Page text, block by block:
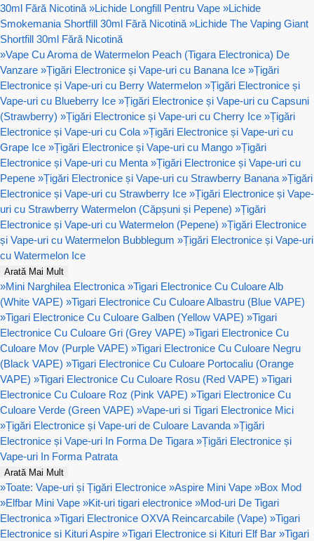
30ml Fără Nicotină »Lichide Longfill Pentru Vape »Lichide
Smokemania Shortfill 30ml Fără Nicotină »Lichide The Vaping Giant
Shortfill 30ml Fără Nicotină
»Vape Cu Aroma de Watermelon Peach (Tigara Electronica) De
Vanzare »Țigări Electronice și Vape-uri cu Banana Ice »Țigări
Electronice și Vape-uri cu Berry Watermelon »Țigări Electronice și
Vape-uri cu Blueberry Ice »Țigări Electronice și Vape-uri cu Capsuni
(Strawberry) »Țigări Electronice și Vape-uri cu Cherry Ice »Țigări
Electronice și Vape-uri cu Cola »Țigări Electronice și Vape-uri cu
Grape Ice »Țigări Electronice și Vape-uri cu Mango »Țigări
Electronice și Vape-uri cu Menta »Țigări Electronice și Vape-uri cu
Pepene »Țigări Electronice și Vape-uri cu Strawberry Banana »Țigări
Electronice și Vape-uri cu Strawberry Ice »Țigări Electronice și Vape-
uri cu Strawberry Watermelon (Căpșuni și Pepene) »Țigări
Electronice și Vape-uri cu Watermelon (Pepene) »Țigări Electronice
și Vape-uri cu Watermelon Bubblegum »Țigări Electronice și Vape-uri
cu Watermelon Ice
Arată Mai Mult
»Mini Narghilea Electronica »Tigari Electronice Cu Culoare Alb
(White VAPE) »Tigari Electronice Cu Culoare Albastru (Blue VAPE)
»Tigari Electronice Cu Culoare Galben (Yellow VAPE) »Tigari
Electronice Cu Culoare Gri (Grey VAPE) »Tigari Electronice Cu
Culoare Mov (Purple VAPE) »Tigari Electronice Cu Culoare Negru
(Black VAPE) »Tigari Electronice Cu Culoare Portocaliu (Orange
VAPE) »Tigari Electronice Cu Culoare Rosu (Red VAPE) »Tigari
Electronice Cu Culoare Roz (Pink VAPE) »Tigari Electronice Cu
Culoare Verde (Green VAPE) »Vape-uri si Tigari Electronice Mici
»Țigări Electronice și Vape-uri de Culoare Lavanda »Țigări
Electronice și Vape-uri In Forma De Tigara »Țigări Electronice și
Vape-uri In Forma Patrata
Arată Mai Mult
»Toate: Vape-uri și Țigări Electronice »Aspire Mini Vape »Box Mod
»Elfbar Mini Vape »Kit-uri tigari electronice »Mod-uri De Tigari
Electronica »Tigari Electronice OXVA Reincarcabile (Vape) »Tigari
Electronice si Kituri Aspire »Tigari Electronice si Kituri Elf Bar »Tigari